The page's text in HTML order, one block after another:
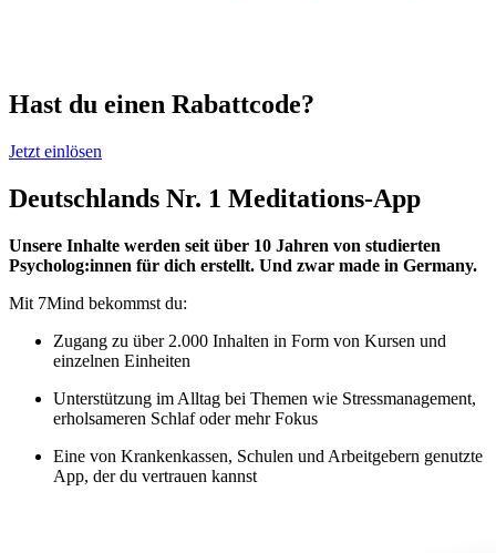
Hast du einen Rabattcode?
Jetzt einlösen
Deutschlands Nr. 1 Meditations-App
Unsere Inhalte werden seit über 10 Jahren von studierten
Psycholog:innen für dich erstellt. Und zwar made in Germany.
Mit 7Mind bekommst du:
Zugang zu über 2.000 Inhalten in Form von Kursen und
einzelnen Einheiten
Unterstützung im Alltag bei Themen wie Stressmanagement,
erholsameren Schlaf oder mehr Fokus
Eine von Krankenkassen, Schulen und Arbeitgebern genutzte
App, der du vertrauen kannst